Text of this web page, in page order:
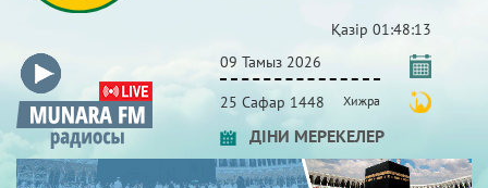
Қазір 01:48:13
09 Тамыз 2026
25 Сафар 1448 Хижра
ДІНИ МЕРЕКЕЛЕР